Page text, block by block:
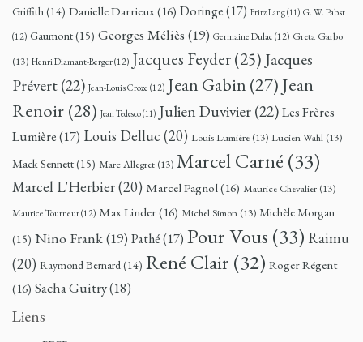
Griffith(14) Danielle Darrieux(16) Doringe(17) Fritz Lang(11) G. W. Pabst
(12) Gaumont(15) Georges Méliès (19) Germaine Dulac (12) Greta Garbo
(13) Henri Diamant-Berger(12) Jacques Feyder(25) Jacques
Prévert(22) Jean-Louis Croze (12) Jean Gabin (27) Jean
Renoir (28) Jean Tedesco(11) Julien Duvivier(22)Les Frères
Lumière(17) Louis Delluc (20) Louis Lumière (13) Lucien Wahl (13)
Mack Sennett(15) Marc Allegret (13) Marcel Carné (33)
Marcel L'Herbier(20) Marcel Pagnol(16) Maurice Chevalier (13)
Maurice Tourneur(12) Max Linder(16) Michel Simon (13) Michèle Morgan
(15) Nino Frank(19) Pathé(17) Pour Vous (33) Raimu
(20) Raymond Bernard(14) René Clair (32) Roger Régent
(16) Sacha Guitry(18)
Liens